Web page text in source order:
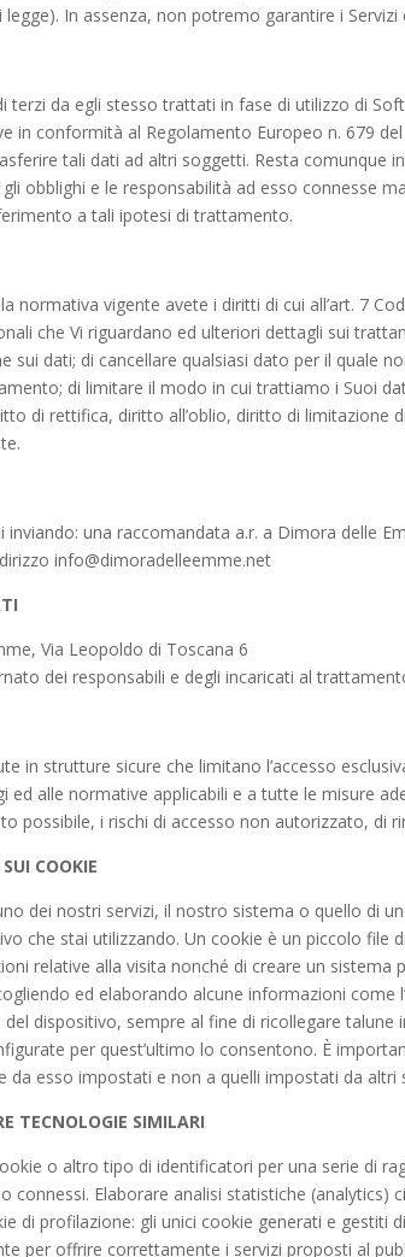
In assenza, non potremo garantire i
terzi da egli stesso trattati in fase di utilizzo di
conformità al Regolamento Europeo n. 679
tali dati ad altri soggetti. Resta comunque
obblighi e le responsabilità ad esso connesse
a tali ipotesi di trattamento.
normativa vigente avete i diritti di cui all’art. 7
che Vi riguardano ed ulteriori dettagli sui
sui dati; di cancellare qualsiasi dato per il quale
di limitare il modo in cui trattiamo i Suoi
di rettifica, diritto all’oblio, diritto di
una raccomandata a.r. a Dimora delle
info@dimoradelleemme.net
Via Leopoldo di Toscana 6
dei responsabili e degli incaricati al
in strutture sicure che limitano l’accesso
alle normative applicabili e a tutte le misure
possibile, i rischi di accesso non autorizzato, di
COOKIE
dei nostri servizi, il nostro sistema o quello di
che stai utilizzando. Un cookie è un piccolo
relative alla visita nonché di creare un sistema
ed elaborando alcune informazioni
dispositivo, sempre al fine di ricollegare
per quest’ultimo lo consentono. È
da esso impostati e non a quelli impostati da
TECNOLOGIE SIMILARI
o altro tipo di identificatori per una serie di
Elaborare analisi statistiche (analytics)
di profilazione: gli unici cookie generati e
per offrire correttamente i servizi proposti al